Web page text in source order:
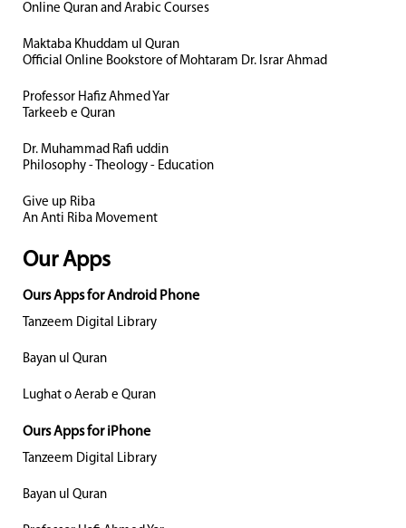
Online Quran and Arabic Courses
Maktaba Khuddam ul Quran
Official Online Bookstore of Mohtaram Dr. Israr Ahmad
Professor Hafiz Ahmed Yar
Tarkeeb e Quran
Dr. Muhammad Rafi uddin
Philosophy - Theology - Education
Give up Riba
An Anti Riba Movement
Our Apps
Ours Apps for Android Phone
Tanzeem Digital Library
Bayan ul Quran
Lughat o Aerab e Quran
Ours Apps for iPhone
Tanzeem Digital Library
Bayan ul Quran